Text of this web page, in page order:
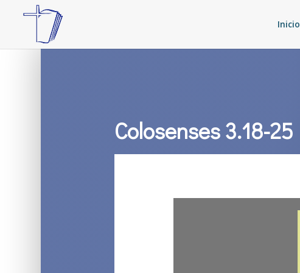
Inicio
Colosenses 3.18-25